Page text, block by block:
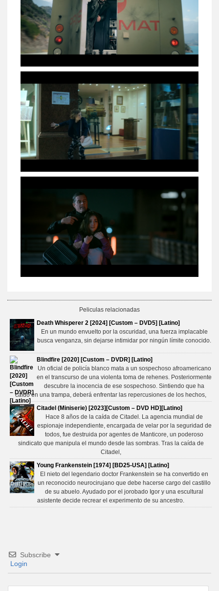
Peliculas relacionadas
Death Whisperer 2 [2024] [Custom – DVD5] [Latino]
En un mundo envuelto por la oscuridad, una fuerza implacable
busca venganza, sin dejarse intimidar por ningún límite conocido.
Blindfire [2020] [Custom – DVDR] [Latino]
Un oficial de policía blanco mata a un sospechoso afroamericano
en el transcurso de una violenta toma de rehenes. Posteriormente
descubre la inocencia de ese sospechoso. Sintiendo que ha
caído en una trampa, deberá enfrentar las repercusiones de los hechos,
Citadel (Miniserie) [2023][Custom – DVD HD][Latino]
Hace 8 años de la caída de Citadel. La agencia mundial de
espionaje independiente, encargada de velar por la seguridad de
todos, fue destruida por agentes de Manticore, un poderoso
sindicato que manipula el mundo desde las sombras. Tras la caída de
Citadel,
Young Frankenstein [1974] [BD25-USA] [Latino]
El nieto del legendario doctor Frankenstein se ha convertido en
un reconocido neurocirujano que debe hacerse cargo del castillo
de su abuelo. Ayudado por el jorobado Igor y una escultural
asistente decide recrear el experimento de su ancestro.
Subscribe
Login